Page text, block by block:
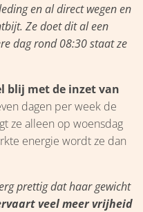
en al direct wegen en
Ze doet dit al een
dag rond 08:30 staat ze
blij met de inzet van
dagen per week de
ze alleen op woensdag
energie wordt ze dan
prettig dat haar gewicht
veel meer vrijheid